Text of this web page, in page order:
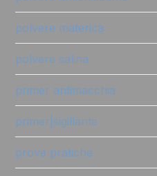
polvere materica
polvere salina
primer antimacchia
primer|sigillante
prove pratiche